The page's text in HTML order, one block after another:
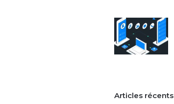
Articles récents